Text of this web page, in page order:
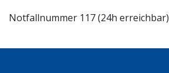
Notfallnummer 117 (24h erreichbar)